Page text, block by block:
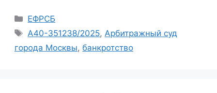
Рубрики
ЕФРСБ
Метки
А40-351238/2025,Арбитражный суд
города Москвы, банкротство